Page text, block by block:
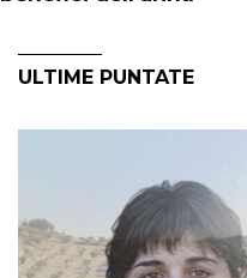
ULTIME PUNTATE